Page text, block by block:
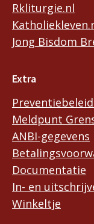
Rkliturgie.nl
Jong Bisdom
Extra
Meldpunt
ANBI-gegevens
Documentatie
In- en
Winkeltje